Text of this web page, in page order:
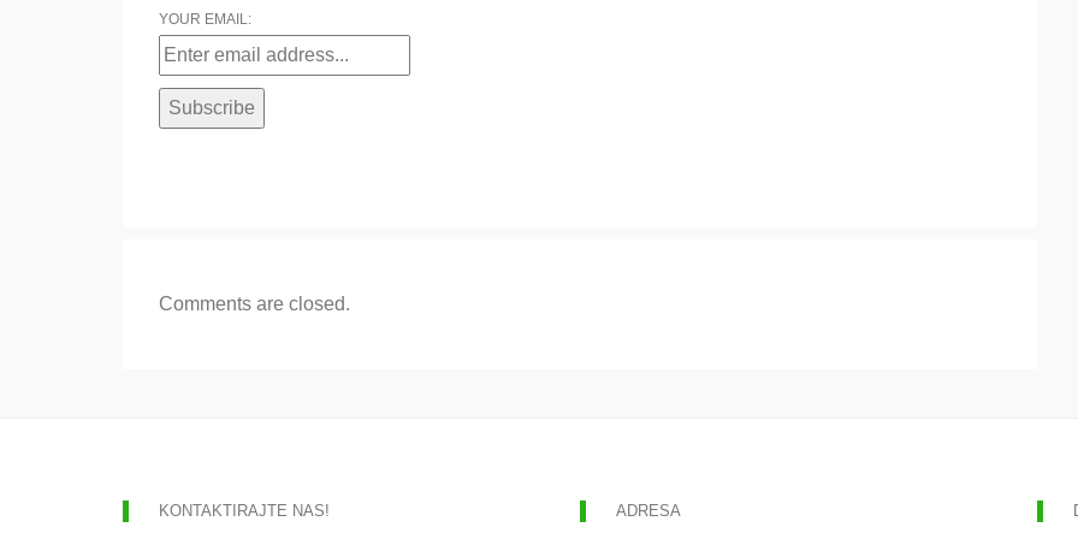
YOUR EMAIL:
Comments are closed.
KONTAKTIRAJTE NAS! ADRESA